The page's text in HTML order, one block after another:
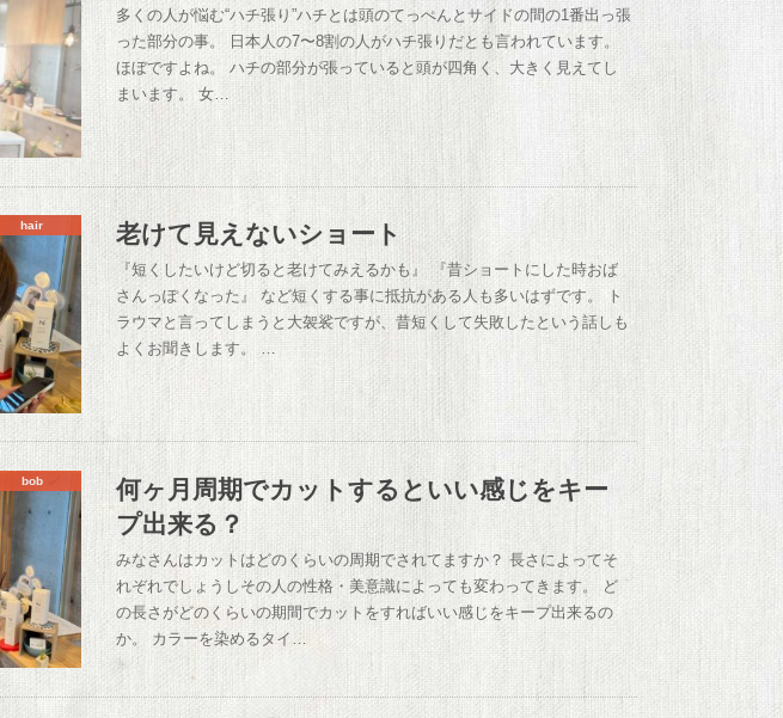
多くの人が悩む“ハチ張り”ハチとは頭のてっぺんとサイドの間の1番出っ張
った部分の事。 日本人の7〜8割の人がハチ張りだとも言われています。
ほぼですよね。 ハチの部分が張っていると頭が四角く、大きく見えてし
まいます。 女…
hair 老けて見えないショート
『短くしたいけど切ると老けてみえるかも』 『昔ショートにした時おば
さんっぽくなった』 など短くする事に抵抗がある人も多いはずです。 ト
ラウマと言ってしまうと大袈裟ですが、昔短くして失敗したという話しも
よくお聞きします。 …
bob
何ヶ月周期でカットするといい感じをキー
プ出来る？
みなさんはカットはどのくらいの周期でされてますか？ 長さによってそ
れぞれでしょうしその人の性格・美意識によっても変わってきます。 ど
の長さがどのくらいの期間でカットをすればいい感じをキープ出来るの
か。 カラーを染めるタイ…